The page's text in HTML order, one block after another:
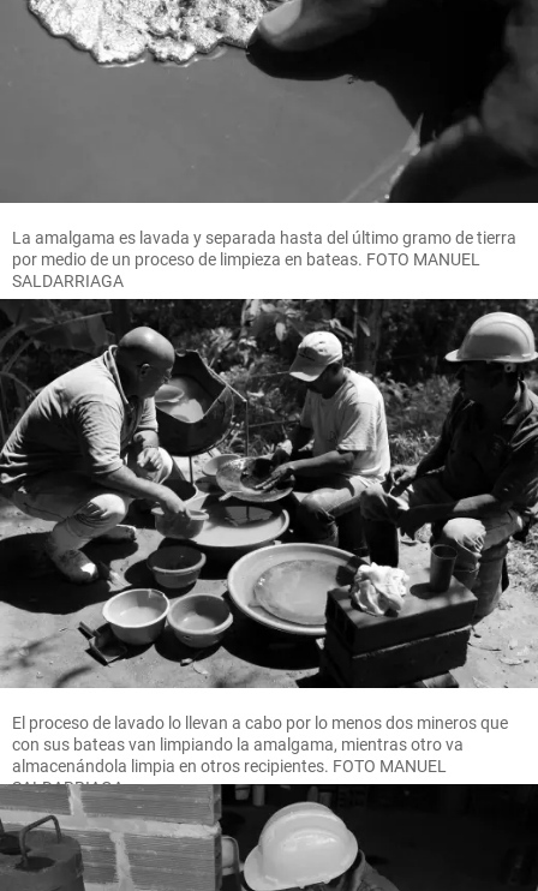
La amalgama es lavada y separada hasta del último gramo de tierra
por medio de un proceso de limpieza en bateas. FOTO MANUEL
SALDARRIAGA
El proceso de lavado lo llevan a cabo por lo menos dos mineros que
con sus bateas van limpiando la amalgama, mientras otro va
almacenándola limpia en otros recipientes. FOTO MANUEL
SALDARRIAGA